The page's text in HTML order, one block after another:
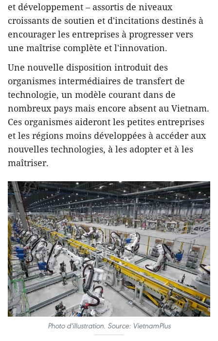
et développement – ​​assortis de niveaux
croissants de soutien et d'incitations destinés à
encourager les entreprises à progresser vers
une maîtrise complète et l'innovation.
Une nouvelle disposition introduit des
organismes intermédiaires de transfert de
technologie, un modèle courant dans de
nombreux pays mais encore absent au Vietnam.
Ces organismes aideront les petites entreprises
et les régions moins développées à accéder aux
nouvelles technologies, à les adopter et à les
maîtriser.
Photo d'illustration. Source: VietnamPlus